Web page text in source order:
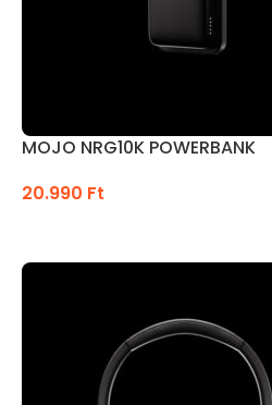
MOJO NRG10K POWERBANK
20.990 Ft